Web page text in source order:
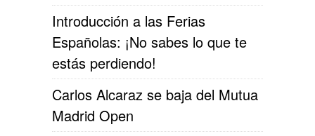
Introducción a las Ferias
Españolas: ¡No sabes lo que te
estás perdiendo!
Carlos Alcaraz se baja del Mutua
Madrid Open